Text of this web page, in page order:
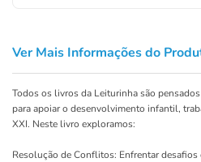
Ver Mais Informações do
Todos os livros da Leiturinha são
para apoiar o desenvolvimento infantil,
XXI. Neste livro exploramos:
Resolução de Conflitos: Enfrentar